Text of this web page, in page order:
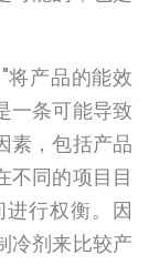
将产品的能效
一条可能导致
素，包括产品
不同的项目目
行权衡。因
冷剂来比较产